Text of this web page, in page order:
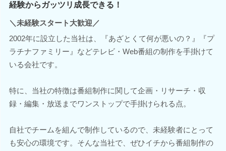
経験からガッツリ成長できる！
＼未経験スタート大歓迎／
2002年に設立した当社は、『あざとくて何が悪いの？』『プ
ラチナファミリー』などテレビ・Web番組の制作を手掛けて
いる会社です。
特に、当社の特徴は番組制作に関して企画・リサーチ・収
録・編集・放送までワンストップで手掛けられる点。
自社でチームを組んで制作しているので、未経験者にとって
も安心の環境です。そんな当社で、ぜひイチから番組制作の